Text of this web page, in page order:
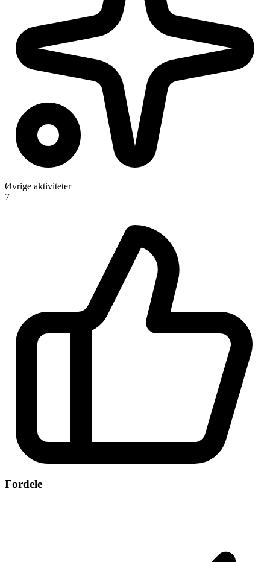
Øvrige aktiviteter
7
Fordele